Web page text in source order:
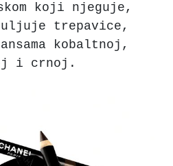
koji njeguje,
trepavice,
kobaltnoj,
i crnoj.